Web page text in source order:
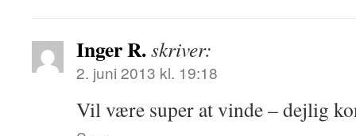
Inger R.skriver:
2. juni 2013 kl. 19:18
Vil være super at vinde – dejlig